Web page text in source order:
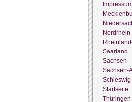
Impressum
Saarland
Sachsen
Sachsen-
Startseite
Thüringen